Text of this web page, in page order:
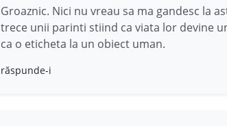
Groaznic. Nici nu vreau sa ma gandesc la
trece unii parinti stiind ca viata lor devine
ca o eticheta la un obiect uman.
răspunde-i